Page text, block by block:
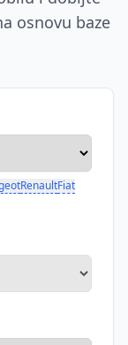
osnovu baze
RenaultFiat